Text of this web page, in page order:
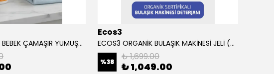
ECOS3 ORGANİK BEBEK ÇAMAŞIR YUMUŞATICI (1000 ML - 40 Yıkama)
Ecos3
ECOS3 ORGANİK BULAŞIK MAKİNESİ JELİ (2500 ML - 100 Yıkama)
%38 ₺ 1,699.00
₺ 1,049.00